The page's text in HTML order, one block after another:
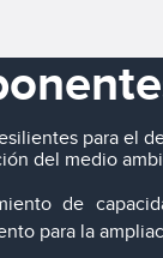
para el
del medio
de
para la